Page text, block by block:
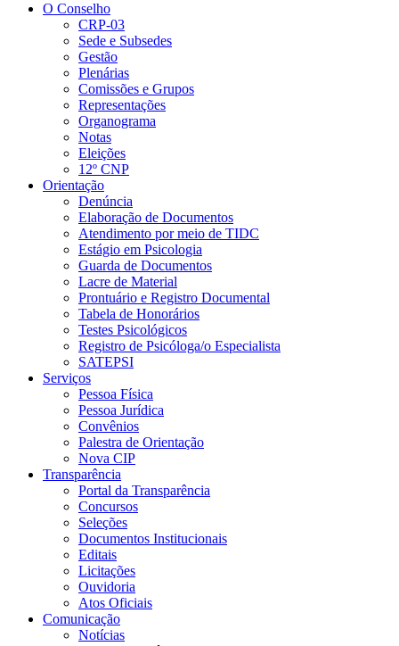
O Conselho
CRP-03
Sede e Subsedes
Gestão
Plenárias
Comissões e Grupos
Representações
Organograma
Notas
Eleições
12º CNP
Orientação
Denúncia
Elaboração de Documentos
Atendimento por meio de TIDC
Estágio em Psicologia
Guarda de Documentos
Lacre de Material
Prontuário e Registro Documental
Tabela de Honorários
Testes Psicológicos
Registro de Psicóloga/o Especialista
SATEPSI
Serviços
Pessoa Física
Pessoa Jurídica
Convênios
Palestra de Orientação
Nova CIP
Transparência
Portal da Transparência
Concursos
Seleções
Documentos Institucionais
Editais
Licitações
Ouvidoria
Atos Oficiais
Comunicação
Notícias